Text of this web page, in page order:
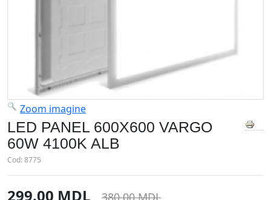
Zoom imagine
LED PANEL 600X600 VARGO
60W 4100K ALB
Cod:8775
299.00 MDL 380.00 MDL